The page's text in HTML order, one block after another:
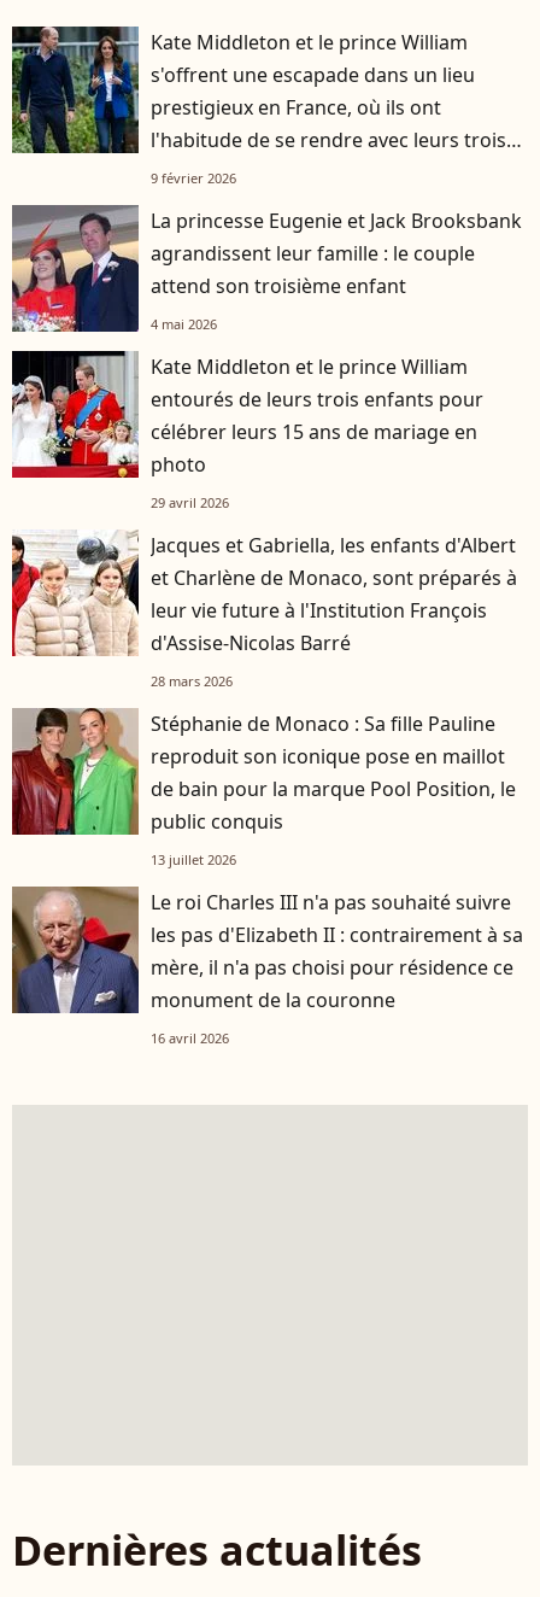
Kate Middleton et le prince William
s'offrent une escapade dans un lieu
prestigieux en France, où ils ont
l'habitude de se rendre avec leurs trois
enfants
9 février 2026
La princesse Eugenie et Jack Brooksbank
agrandissent leur famille : le couple
attend son troisième enfant
4 mai 2026
Kate Middleton et le prince William
entourés de leurs trois enfants pour
célébrer leurs 15 ans de mariage en
photo
29 avril 2026
Jacques et Gabriella, les enfants d'Albert
et Charlène de Monaco, sont préparés à
leur vie future à l'Institution François
d'Assise-Nicolas Barré
28 mars 2026
Stéphanie de Monaco : Sa fille Pauline
reproduit son iconique pose en maillot
de bain pour la marque Pool Position, le
public conquis
13 juillet 2026
Le roi Charles III n'a pas souhaité suivre
les pas d'Elizabeth II : contrairement à sa
mère, il n'a pas choisi pour résidence ce
monument de la couronne
16 avril 2026
Dernières actualités